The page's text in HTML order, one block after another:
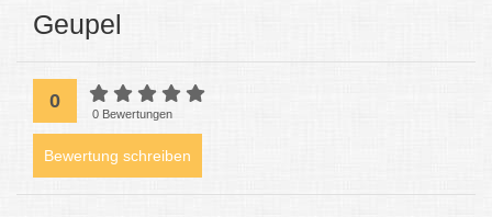
Geupel
0
0 Bewertungen
Bewertung schreiben